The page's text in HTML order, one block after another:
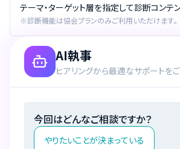
テーマ・ターゲット層を指定して診断コンテ
※診断機能は協会プランのみご利用いただけます。
AI執事
ヒアリングから最適なサポートを
今回はどんなご相談ですか？
やりたいことが決まっている